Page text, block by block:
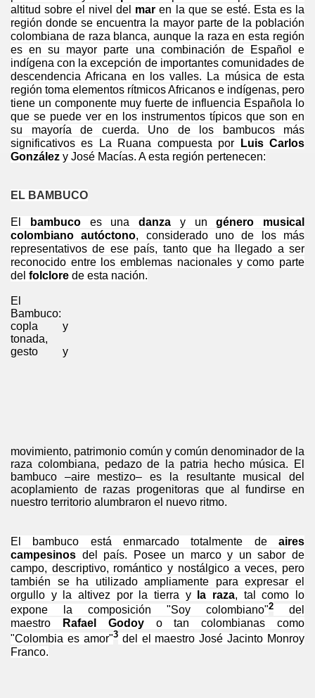
altitud sobre el nivel del mar en la que se esté. Esta es la
región donde se encuentra la mayor parte de la población
colombiana de raza blanca, aunque la raza en esta región
es en su mayor parte una combinación de Español e
indígena con la excepción de importantes comunidades de
descendencia Africana en los valles. La música de esta
región toma elementos rítmicos Africanos e indígenas, pero
tiene un componente muy fuerte de influencia Española lo
que se puede ver en los instrumentos típicos que son en
su mayoría de cuerda. Uno de los bambucos más
significativos es La Ruana compuesta por
Luis Carlos
González y José Macías. A esta región pertenecen:
EL BAMBUCO
El bambucoes una danza y ungénero musical
colombiano autóctono, considerado uno de los más
representativos de ese país, tanto que ha llegado a ser
reconocido entre los emblemas nacionales y como parte
del folclore de esta nación.
El
Bambuco:
co­pla y
tonada,
gesto y
movimiento, patrimonio común y común denominador de la
raza colombiana, pedazo de la pa­tria hecho música. El
bambuco –aire mestizo– es la resultante musical del
acoplamiento de razas progenitoras que al fun­dirse en
nuestro territorio alumbraron el nuevo ritmo.
El bambuco está enmarcado totalmente de aires
campesinos del país. Posee un marco y un sabor de
campo, descriptivo, romántico y nostálgico a veces, pero
también se ha utilizado ampliamente para expresar el
orgullo y la altivez por la tierra y
la raza, tal como lo
expone la composición "Soy colombiano"2 del
maestro
Rafael Godoyo tan colombianas como
"Colombia es amor"3del el maestro José Jacinto Monroy
Franco.